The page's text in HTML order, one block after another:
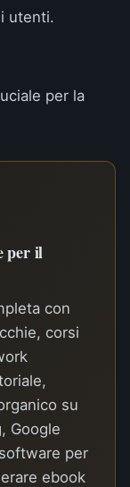
utenti.
per la
per il
con
corsi
su
Google
per
ebook